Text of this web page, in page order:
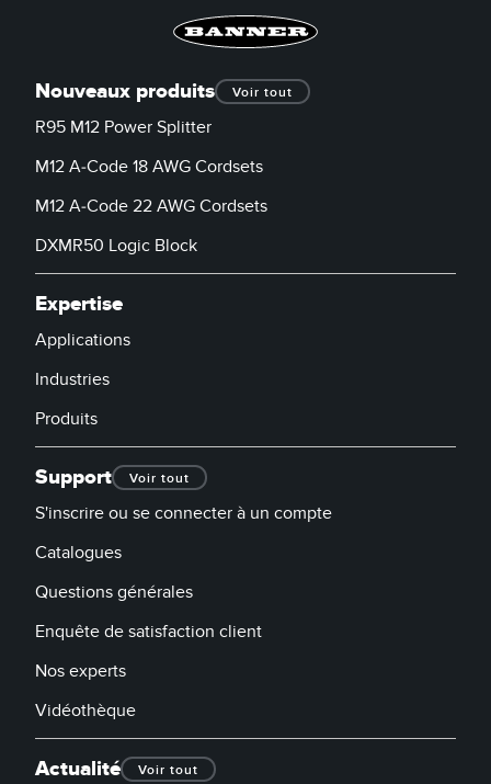
Nouveaux produits Voir tout
R95 M12 Power Splitter
M12 A-Code 18 AWG Cordsets
M12 A-Code 22 AWG Cordsets
DXMR50 Logic Block
Expertise
Applications
Industries
Produits
Support Voir tout
S'inscrire ou se connecter à un compte
Catalogues
Questions générales
Enquête de satisfaction client
Nos experts
Vidéothèque
Actualité Voir tout